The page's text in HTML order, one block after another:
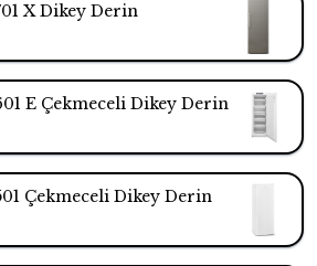
X Dikey Derin
E Çekmeceli Dikey Derin
Çekmeceli Dikey Derin